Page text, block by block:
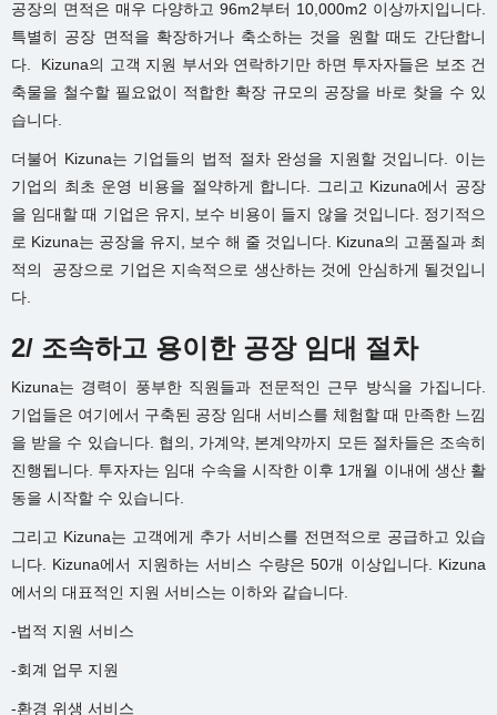
공장의 면적은 매우 다양하고 96m2부터 10,000m2 이상까지입니다.
특별히 공장 면적을 확장하거나 축소하는 것을 원할 때도 간단합니
다. Kizuna의 고객 지원 부서와 연락하기만 하면 투자자들은 보조 건
축물을 철수할 필요없이 적합한 확장 규모의 공장을 바로 찾을 수 있
습니다.
더불어 Kizuna는 기업들의 법적 절차 완성을 지원할 것입니다. 이는
기업의 최초 운영 비용을 절약하게 합니다. 그리고 Kizuna에서 공장
을 임대할 때 기업은 유지, 보수 비용이 들지 않을 것입니다. 정기적으
로 Kizuna는 공장을 유지, 보수 해 줄 것입니다. Kizuna의 고품질과 최
적의 공장으로 기업은 지속적으로 생산하는 것에 안심하게 될것입니
다.
2/ 조속하고 용이한 공장 임대 절차
Kizuna는 경력이 풍부한 직원들과 전문적인 근무 방식을 가집니다.
기업들은 여기에서 구축된 공장 임대 서비스를 체험할 때 만족한 느낌
을 받을 수 있습니다. 협의, 가계약, 본계약까지 모든 절차들은 조속히
진행됩니다. 투자자는 임대 수속을 시작한 이후 1개월 이내에 생산 활
동을 시작할 수 있습니다.
그리고 Kizuna는 고객에게 추가 서비스를 전면적으로 공급하고 있습
니다. Kizuna에서 지원하는 서비스 수량은 50개 이상입니다. Kizuna
에서의 대표적인 지원 서비스는 이하와 같습니다.
-법적 지원 서비스
-회계 업무 지원
-환경 위생 서비스